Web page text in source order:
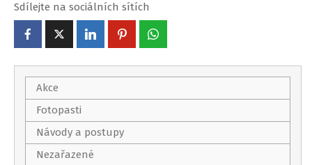
Sdílejte na sociálních sítích
Akce
Fotopasti
Návody a postupy
Nezařazené